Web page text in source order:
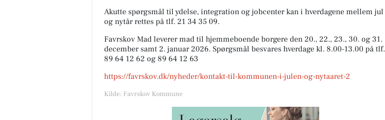
Akutte spørgsmål til ydelse, integration og jobcenter kan i hverdagene mellem jul
og nytår rettes på tlf. 21 34 35 09.
Favrskov Mad leverer mad til hjemmeboende borgere den 20., 22., 23., 30. og 31.
december samt 2. januar 2026. Spørgsmål besvares hverdage kl. 8.00-13.00 på tlf.
89 64 12 62 og 89 64 12 63
https://favrskov.dk/nyheder/kontakt-til-kommunen-i-julen-og-nytaaret-2
Kilde: Favrskov Kommune